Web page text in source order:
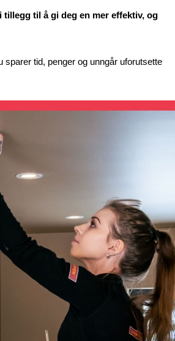
til å gi deg en mer effektiv, og
tid, penger og unngår uforutsette